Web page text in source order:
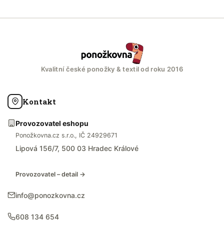
Kvalitní české ponožky & textil od roku 2016
Kontakt
Provozovatel eshopu
Ponožkovna.cz s.r.o., IČ 24929671
Lipová 156/7, 500 03 Hradec Králové
Provozovatel – detail →
info@ponozkovna.cz
608 134 654